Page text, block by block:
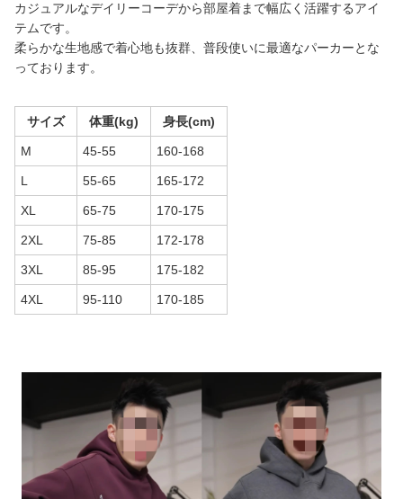
カジュアルなデイリーコーデから部屋着まで幅広く活躍するアイ
テムです。
柔らかな生地感で着心地も抜群、普段使いに最適なパーカーとな
っております。
サイズ 体重(kg) 身長(cm)
M 45-55 160-168
L 55-65 165-172
XL 65-75 170-175
2XL 75-85 172-178
3XL 85-95 175-182
4XL 95-110 170-185